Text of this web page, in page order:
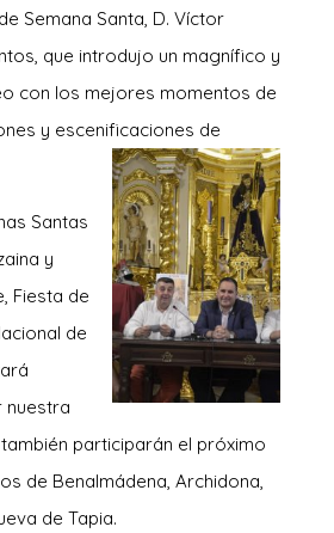
Semana Santa, D. Víctor
que introdujo un magnífico y
con los mejores momentos de
y escenificaciones de
Santas
y
Fiesta de
de
nuestra
participarán el próximo
de Benalmádena, Archidona,
de Tapia.